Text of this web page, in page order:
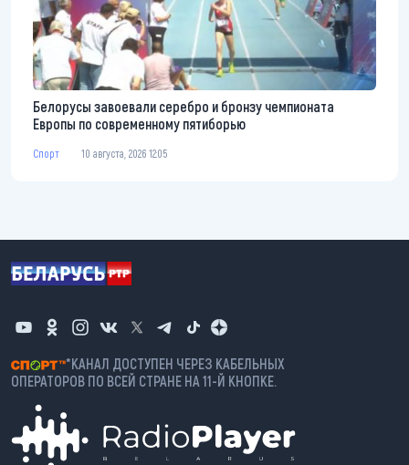
Белорусы завоевали серебро и бронзу чемпионата
Европы по современному пятиборью
Спорт 10 августа, 2026 12:05
*КАНАЛ ДОСТУПЕН ЧЕРЕЗ КАБЕЛЬНЫХ
ОПЕРАТОРОВ ПО ВСЕЙ СТРАНЕ НА 11-Й КНОПКЕ.